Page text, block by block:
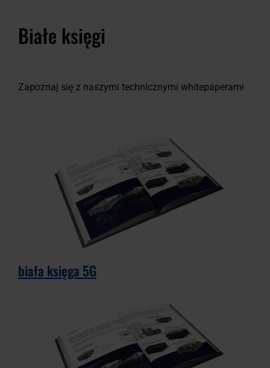
Białe księgi
Zapoznaj się z naszymi technicznymi whitepaperami
biała księga 5G